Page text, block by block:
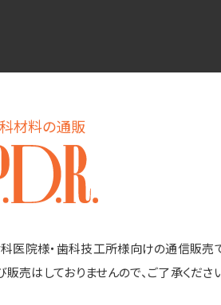
材料の通販
科医院様・歯科技工所様向けの通信販売
売はしておりませんので、ご了承くださ